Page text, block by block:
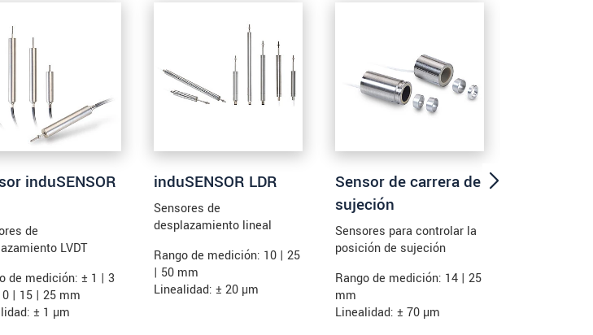
induSENSOR
de
LVDT
de medición: ± 1 | 3
| 15 | 25 mm
± 1 µm
induSENSOR LDR
Sensores de
desplazamiento lineal
Rango de medición: 10 | 25
| 50 mm
Linealidad: ± 20 µm
Sensor de carrera de
sujeción
Sensores para controlar la
posición de sujeción
Rango de medición: 14 | 25
mm
Linealidad: ± 70 µm